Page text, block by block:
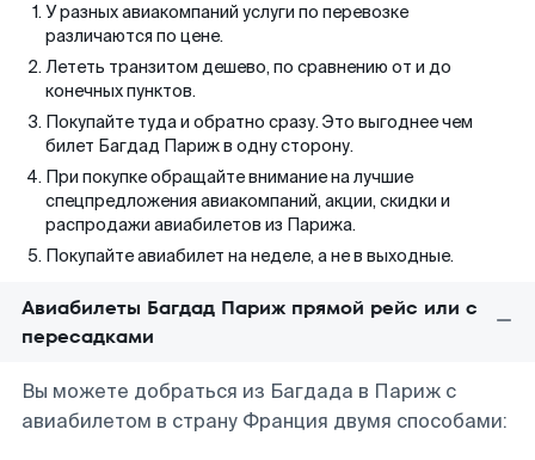
У разных авиакомпаний услуги по перевозке
различаются по цене.
Лететь транзитом дешево, по сравнению от и до
конечных пунктов.
Покупайте туда и обратно сразу. Это выгоднее чем
билет Багдад Париж в одну сторону.
При покупке обращайте внимание на лучшие
спецпредложения авиакомпаний, акции, скидки и
распродажи авиабилетов из Парижа.
Покупайте авиабилет на неделе, а не в выходные.
Авиабилеты Багдад Париж прямой рейс или с
пересадками
Вы можете добраться из Багдада в Париж с
авиабилетом в страну Франция двумя способами: